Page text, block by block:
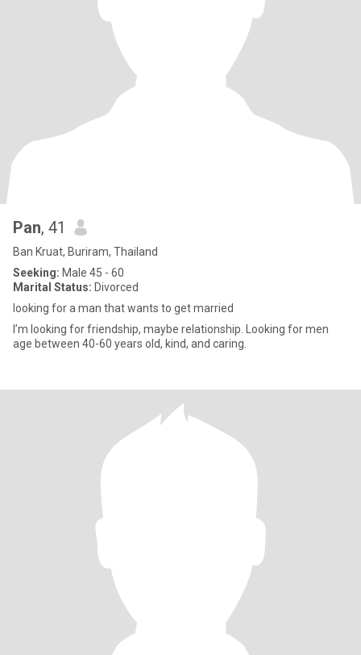
Pan, 41
Ban Kruat, Buriram, Thailand
Seeking: Male 45 - 60
Marital Status: Divorced
looking for a man that wants to get married
I’m looking for friendship, maybe relationship. Looking for men
age between 40-60 years old, kind, and caring.